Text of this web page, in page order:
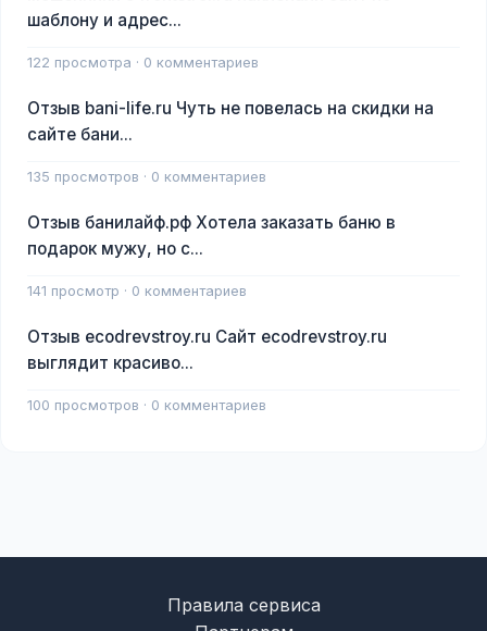
шаблону и адрес...
122 просмотра · 0 комментариев
Отзыв bani-life.ru Чуть не повелась на скидки на
сайте бани...
135 просмотров · 0 комментариев
Отзыв банилайф.рф Хотела заказать баню в
подарок мужу, но с...
141 просмотр · 0 комментариев
Отзыв ecodrevstroy.ru Сайт ecodrevstroy.ru
выглядит красиво...
100 просмотров · 0 комментариев
Правила сервиса